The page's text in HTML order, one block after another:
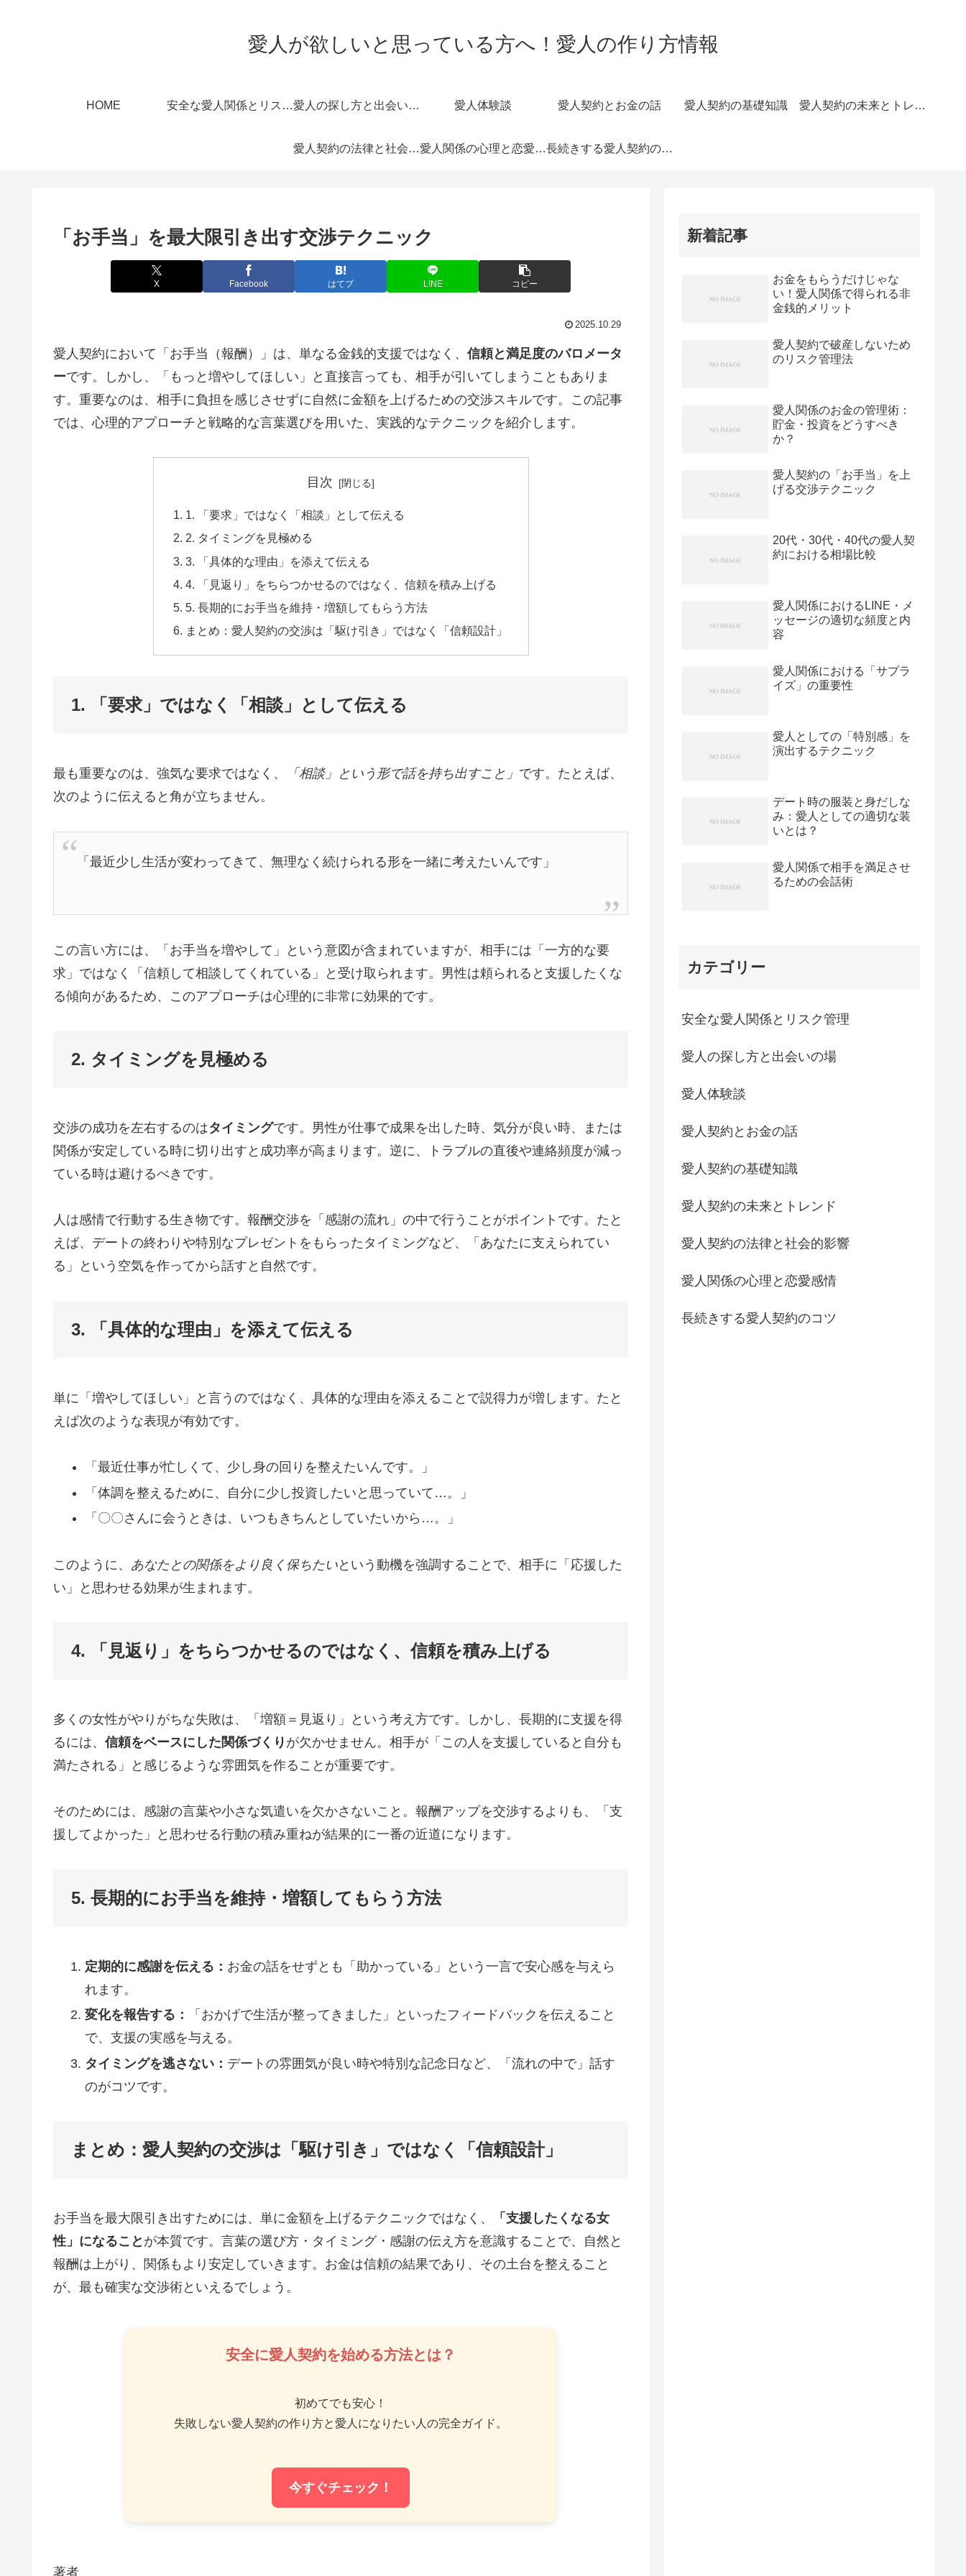
愛人が欲しいと思っている方へ！愛人の作り方情報
HOME 安全な愛人関係とリスク管理 愛人の探し方と出会いの場 愛人体験談 愛人契約とお金の話 愛人契約の基礎知識 愛人契約の未来とトレンド
愛人契約の法律と社会的影響 愛人関係の心理と恋愛感情 長続きする愛人契約のコツ
「お手当」を最大限引き出す交渉テクニック
X Facebook はてブ LINE コピー
2025.10.29
愛人契約において「お手当（報酬）」は、単なる金銭的支援ではなく、 信頼と満足度のバロメータ
ーです。しかし、「もっと増やしてほしい」と直接言っても、相手が引いてしまうこともありま
す。重要なのは、相手に負担を感じさせずに自然に金額を上げるための交渉スキルです。この記事
では、心理的アプローチと戦略的な言葉選びを用いた、実践的なテクニックを紹介します。
目次
1. 「要求」ではなく「相談」として伝える
2. タイミングを見極める
3. 「具体的な理由」を添えて伝える
4. 「見返り」をちらつかせるのではなく、信頼を積み上げる
5. 長期的にお手当を維持・増額してもらう方法
まとめ：愛人契約の交渉は「駆け引き」ではなく「信頼設計」
1. 「要求」ではなく「相談」として伝える
最も重要なのは、強気な要求ではなく、 「相談」という形で話を持ち出すこと」 です。たとえば、
次のように伝えると角が立ちません。
「最近少し生活が変わってきて、無理なく続けられる形を一緒に考えたいんです」
この言い方には、「お手当を増やして」という意図が含まれていますが、相手には「一方的な要
求」ではなく「信頼して相談してくれている」と受け取られます。男性は頼られると支援したくな
る傾向があるため、このアプローチは心理的に非常に効果的です。
2. タイミングを見極める
交渉の成功を左右するのはタイミングです。男性が仕事で成果を出した時、気分が良い時、または
関係が安定している時に切り出すと成功率が高まります。逆に、トラブルの直後や連絡頻度が減っ
ている時は避けるべきです。
人は感情で行動する生き物です。報酬交渉を「感謝の流れ」の中で行うことがポイントです。たと
えば、デートの終わりや特別なプレゼントをもらったタイミングなど、「あなたに支えられてい
る」という空気を作ってから話すと自然です。
3. 「具体的な理由」を添えて伝える
単に「増やしてほしい」と言うのではなく、具体的な理由を添えることで説得力が増します。たと
えば次のような表現が有効です。
「最近仕事が忙しくて、少し身の回りを整えたいんです。」
「体調を整えるために、自分に少し投資したいと思っていて…。」
「〇〇さんに会うときは、いつもきちんとしていたいから…。」
このように、 あなたとの関係をより良く保ちたいという動機を強調することで、相手に「応援した
い」と思わせる効果が生まれます。
4. 「見返り」をちらつかせるのではなく、信頼を積み上げる
多くの女性がやりがちな失敗は、「増額＝見返り」という考え方です。しかし、長期的に支援を得
るには、 信頼をベースにした関係づくり が欠かせません。相手が「この人を支援していると自分も
満たされる」と感じるような雰囲気を作ることが重要です。
そのためには、感謝の言葉や小さな気遣いを欠かさないこと。報酬アップを交渉するよりも、「支
援してよかった」と思わせる行動の積み重ねが結果的に一番の近道になります。
5. 長期的にお手当を維持・増額してもらう方法
定期的に感謝を伝える： お金の話をせずとも「助かっている」という一言で安心感を与えら
れます。
変化を報告する：
「おかげで生活が整ってきました」といったフィードバックを伝えること
で、支援の実感を与える。
タイミングを逃さない： デートの雰囲気が良い時や特別な記念日など、「流れの中で」話す
のがコツです。
まとめ：愛人契約の交渉は「駆け引き」ではなく「信頼設計」
お手当を最大限引き出すためには、単に金額を上げるテクニックではなく、
「支援したくなる女
性」になること が本質です。言葉の選び方・タイミング・感謝の伝え方を意識することで、自然と
報酬は上がり、関係もより安定していきます。お金は信頼の結果であり、その土台を整えること
が、最も確実な交渉術といえるでしょう。
安全に愛人契約を始める方法とは？
初めてでも安心！
失敗しない愛人契約の作り方と愛人になりたい人の完全ガイド。
今すぐチェック！
著者
新着記事
お金をもらうだけじゃな
い！愛人関係で得られる非
金銭的メリット
愛人契約で破産しないため
のリスク管理法
愛人関係のお金の管理術：
貯金・投資をどうすべき
か？
愛人契約の「お手当」を上
げる交渉テクニック
20代・30代・40代の愛人契
約における相場比較
愛人関係におけるLINE・メ
ッセージの適切な頻度と内
容
愛人関係における「サプラ
イズ」の重要性
愛人としての「特別感」を
演出するテクニック
デート時の服装と身だしな
み：愛人としての適切な装
いとは？
愛人関係で相手を満足させ
るための会話術
カテゴリー
安全な愛人関係とリスク管理
愛人の探し方と出会いの場
愛人体験談
愛人契約とお金の話
愛人契約の基礎知識
愛人契約の未来とトレンド
愛人契約の法律と社会的影響
愛人関係の心理と恋愛感情
長続きする愛人契約のコツ